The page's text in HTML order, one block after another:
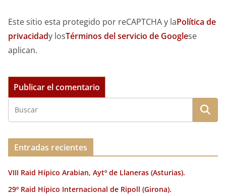
Este sitio esta protegido por reCAPTCHA y laPolítica de
privacidady losTérminos del servicio de Googlese
aplican.
Entradas recientes
VIII Raid Hípico Arabian, Aytº de Llaneras (Asturias).
29º Raid Hípico Internacional de Ripoll (Girona).